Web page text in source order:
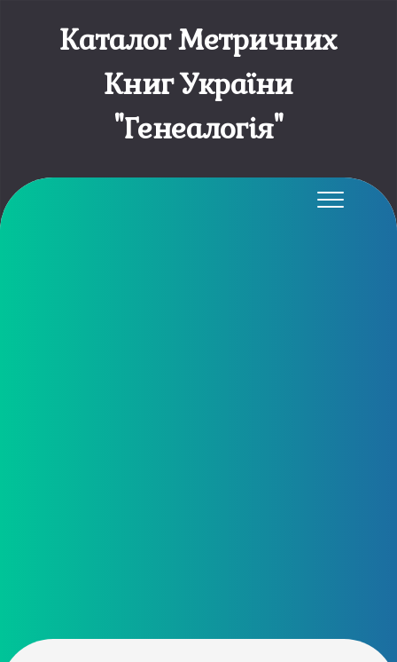
Каталог Метричних
Книг України
"Генеалогія"